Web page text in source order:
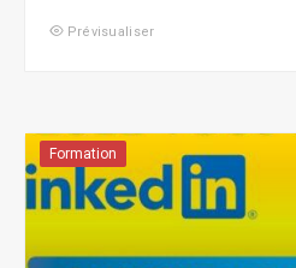
Prévisualiser
Formation